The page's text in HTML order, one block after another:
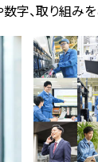
字、取り組みを